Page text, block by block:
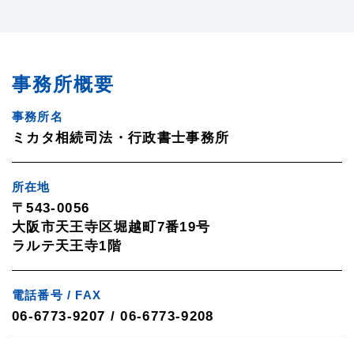
事務所概要
事務所名
ミカタ相続司法・行政書士事務所
所在地
〒543-0056
大阪市天王寺区堀越町7番19号
ラルテ天王寺1階
電話番号 / FAX
06-6773-9207 / 06-6773-9208